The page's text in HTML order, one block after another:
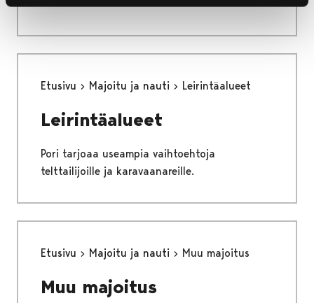
Etusivu Majoitu ja nauti Leirintäalueet
Leirintäalueet
Pori tarjoaa useampia vaihtoehtoja
telttailijoille ja karavaanareille.
Etusivu Majoitu ja nauti Muu majoitus
Muu majoitus